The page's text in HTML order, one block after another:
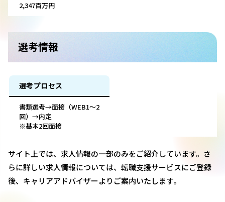
2,347百万円
選考情報
選考プロセス
書類選考→面接（WEB1～2
回）→内定
※基本2回面接
サイト上では、求人情報の一部のみをご紹介しています。さ
らに詳しい求人情報については、転職支援サービスにご登録
後、キャリアアドバイザーよりご案内いたします。